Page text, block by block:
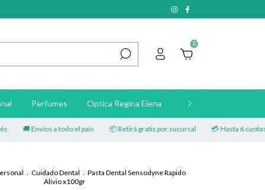
0
Perfumes Optica Regina Elena Contacto
🚚 Envíos a todo el país 📦 Retirá gratis por sucursal 💳 Hasta 6 cuotas sin
. Cuidado Dental . Pasta Dental Sensodyne Rapido
Alivio x100gr